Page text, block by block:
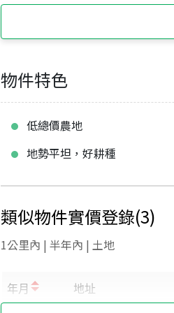
物件特色
低總價農地
地勢平坦，好耕種
類似物件實價登錄(3)
1公里內 | 半年內 | 土地